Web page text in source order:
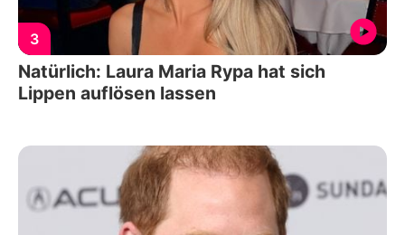
3
Natürlich: Laura Maria Rypa hat sich
Lippen auflösen lassen